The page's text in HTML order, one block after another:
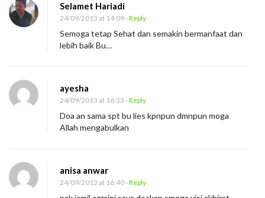
Selamet Hariadi
24/09/2013 at 14:09- Reply
Semoga tetap Sehat dan semakin bermanfaat dan
lebih baik Bu…
ayesha
24/09/2013 at 16:33 - Reply
Doa an sama spt bu lies kpnpun dmnpun moga
Allah mengabulkan
anisa anwar
24/09/2013 at 16:40- Reply